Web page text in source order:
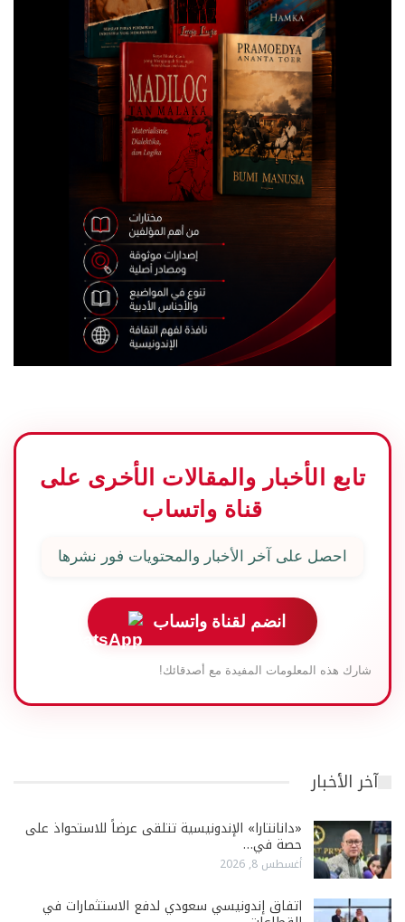
تابع الأخبار والمقالات الأخرى على
قناة واتساب
احصل على آخر الأخبار والمحتويات فور نشرها
انضم لقناة واتساب
شارك هذه المعلومات المفيدة مع أصدقائك!
آخر الأخبار
«دانانتارا» الإندونيسية تتلقى عرضاً للاستحواذ على
حصة في…
أغسطس 8, 2026
اتفاق إندونيسي سعودي لدفع الاستثمارات في